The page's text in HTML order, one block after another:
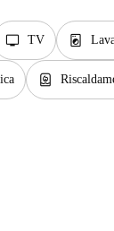
tv TV local_laundry_service
water_heater